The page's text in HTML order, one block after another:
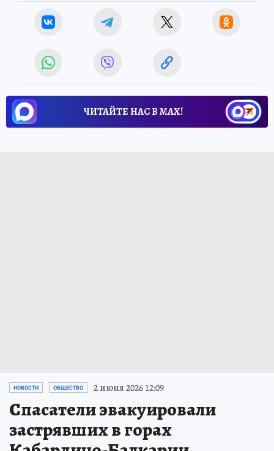
ЧИТАЙТЕ НАС В МАХ!
НОВОСТИ ОБЩЕСТВО 2 июня 2026 12:09
Спасатели эвакуировали
застрявших в горах